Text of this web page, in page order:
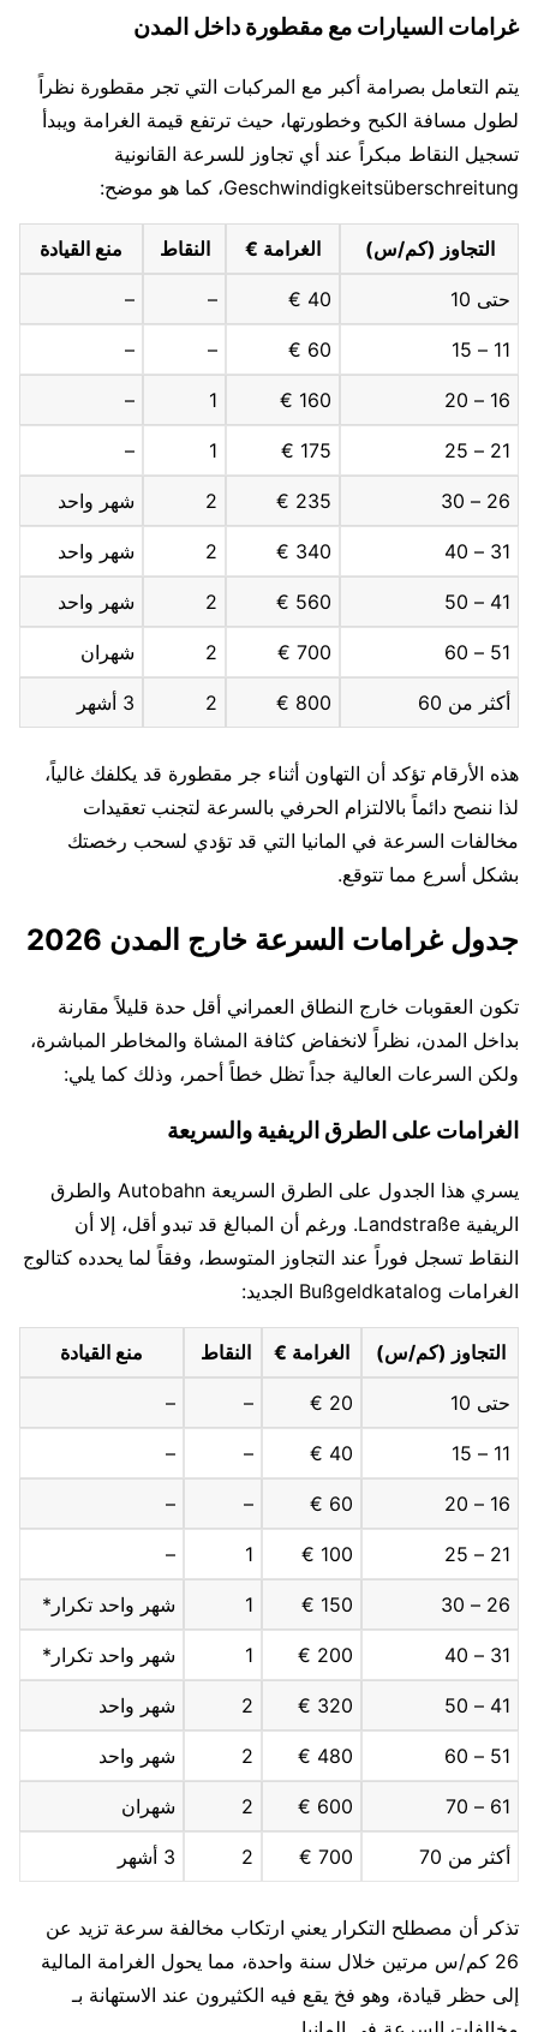
غرامات السيارات مع مقطورة داخل المدن
يتم التعامل بصرامة أكبر مع المركبات التي تجر مقطورة نظراً
لطول مسافة الكبح وخطورتها، حيث ترتفع قيمة الغرامة ويبدأ
تسجيل النقاط مبكراً عند أي تجاوز للسرعة القانونية
Geschwindigkeitsüberschreitung، كما هو موضح:
التجاوز (كم/س) الغرامة € النقاط منع القيادة
حتى 10 40 €
–
–
11 – 15
60 €
–
–
16 – 20
160 €
1
–
21 – 25
175 €
1
–
26 – 30
235 €
2 شهر واحد
31 – 40
340 €
2 شهر واحد
41 – 50
560 €
2 شهر واحد
51 – 60
700 €
2 شهران
أكثر من 60 800 €
2 3 أشهر
هذه الأرقام تؤكد أن التهاون أثناء جر مقطورة قد يكلفك غالياً،
لذا ننصح دائماً بالالتزام الحرفي بالسرعة لتجنب تعقيدات
مخالفات السرعة في المانيا التي قد تؤدي لسحب رخصتك
بشكل أسرع مما تتوقع.
جدول غرامات السرعة خارج المدن 2026
تكون العقوبات خارج النطاق العمراني أقل حدة قليلاً مقارنة
بداخل المدن، نظراً لانخفاض كثافة المشاة والمخاطر المباشرة،
ولكن السرعات العالية جداً تظل خطاً أحمر، وذلك كما يلي:
الغرامات على الطرق الريفية والسريعة
يسري هذا الجدول على الطرق السريعة Autobahn والطرق
الريفية Landstraße. ورغم أن المبالغ قد تبدو أقل، إلا أن
النقاط تسجل فوراً عند التجاوز المتوسط، وفقاً لما يحدده كتالوج
الغرامات Bußgeldkatalog الجديد:
التجاوز (كم/س) الغرامة € النقاط منع القيادة
حتى 10 20 €
–
–
11 – 15
40 €
–
–
16 – 20
60 €
–
–
21 – 25
100 €
1
–
26 – 30
150 €
1 شهر واحد تكرار*
31 – 40
200 €
1 شهر واحد تكرار*
41 – 50
320 €
2 شهر واحد
51 – 60
480 €
2 شهر واحد
61 – 70
600 €
2 شهران
أكثر من 70 700 €
2 3 أشهر
تذكر أن مصطلح التكرار يعني ارتكاب مخالفة سرعة تزيد عن
26 كم/س مرتين خلال سنة واحدة، مما يحول الغرامة المالية
إلى حظر قيادة، وهو فخ يقع فيه الكثيرون عند الاستهانة بـ